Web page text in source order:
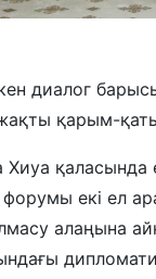
диалог
қарым-
қаласында
екі ел
алаңына